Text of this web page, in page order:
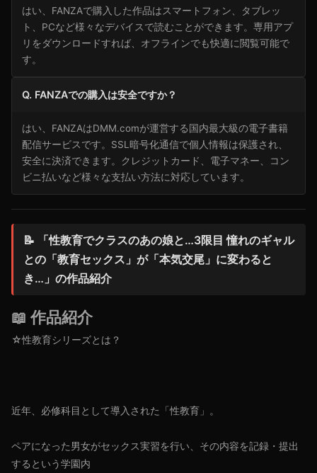
はい、FANZAで購入した作品はスマートフォン、タブレッ
ト、PCなど様々なデバイスで読むことができます。専用アプ
リをダウンロードすれば、オフラインでも快適に閲覧可能で
す。
Q. FANZAでの購入は安全ですか？
はい、FANZAはDMM.comが運営する国内最大級の電子書籍
配信サービスです。SSL暗号化通信で個人情報は保護され、
安全に決済できます。クレジットカード、電子マネー、コン
ビニ払いなど様々な支払い方法に対応しています。
📝 「性教育でクラスのあの娘と…3限目 憧れのギャル
との「教育セックス」が「本気交尾」に変わると
き…」の作品紹介
📖 作品紹介
☆性教育シリーズとは？
近年、必修科目として導入された「性教育」。
ペアになった男女がセックス実習を行い、その内容を記録・提出
するという学園内